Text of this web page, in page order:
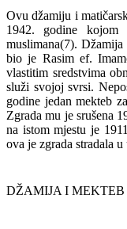
Ovu džamiju i
1942. godine
muslimana(7).
bio je Rasim ef.
vlastitim sredstvima
služi svojoj svrsi.
godine jedan mekteb
Zgrada mu je srušena
na istom mjestu je
ova je zgrada stradala u
DŽAMIJA I MEKTEB